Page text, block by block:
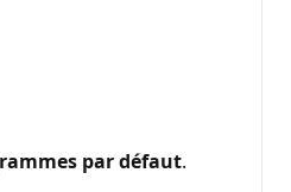
par défaut.